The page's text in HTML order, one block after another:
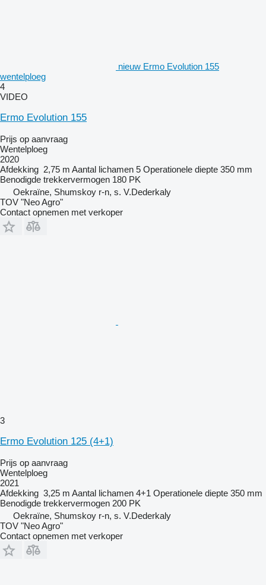
nieuw Ermo Evolution 155
wentelploeg
4
VIDEO
Ermo Evolution 155
Prijs op aanvraag
Wentelploeg
2020
Afdekking 2,75 m Aantal lichamen 5 Operationele diepte 350 mm
Benodigde trekkervermogen 180 PK
Oekraïne, Shumskoy r-n, s. V.Dederkaly
TOV "Neo Agro"
Contact opnemen met verkoper
3
Ermo Evolution 125 (4+1)
Prijs op aanvraag
Wentelploeg
2021
Afdekking 3,25 m Aantal lichamen 4+1 Operationele diepte 350 mm
Benodigde trekkervermogen 200 PK
Oekraïne, Shumskoy r-n, s. V.Dederkaly
TOV "Neo Agro"
Contact opnemen met verkoper